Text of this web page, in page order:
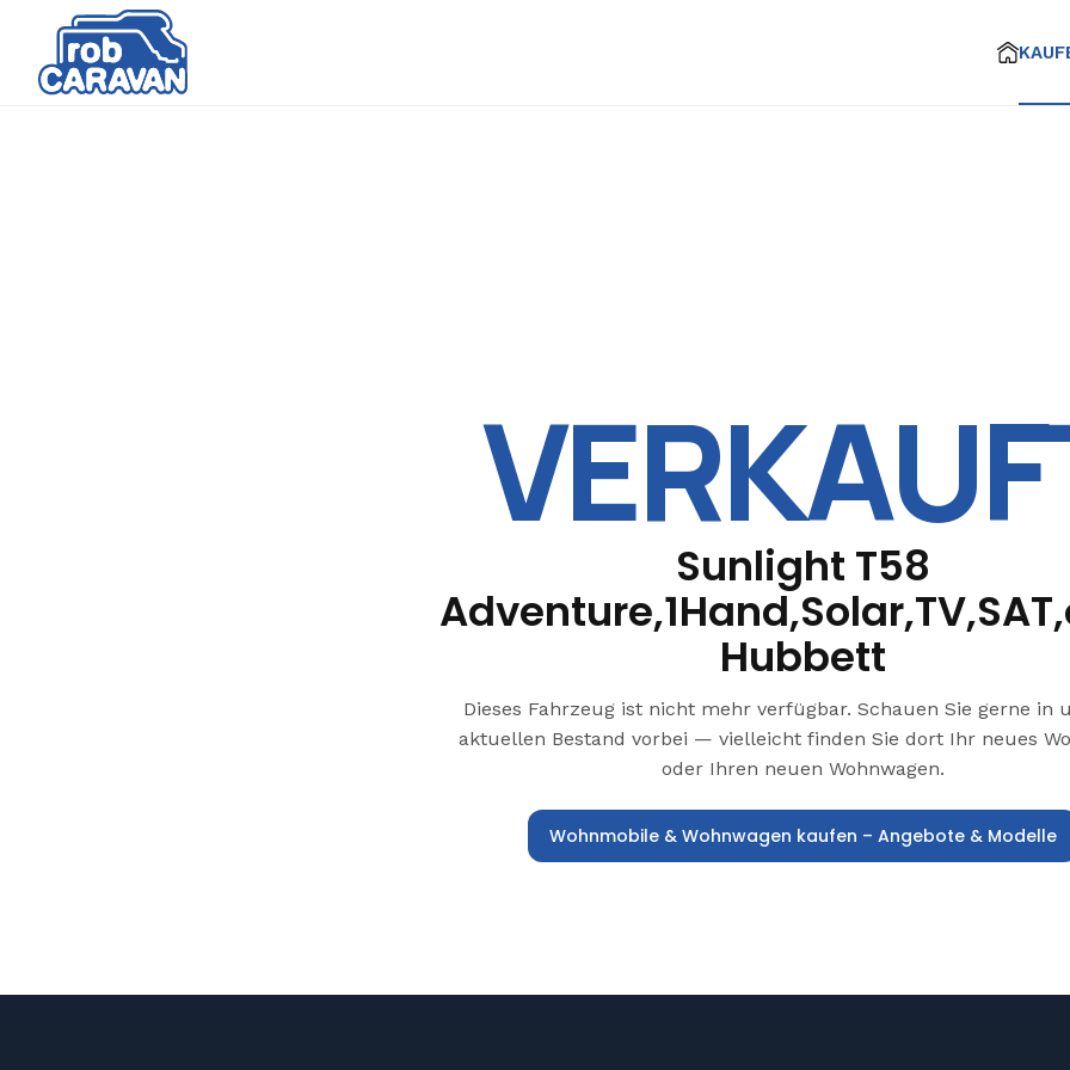
Sunlight T58
Hubbett
Dieses Fahrzeug ist nicht mehr verfügbar. Schauen Sie gerne in
aktuellen Bestand vorbei — vielleicht finden Sie dort Ihr neues
oder Ihren neuen Wohnwagen.
Wohnmobile & Wohnwagen kaufen – Angebote & Modelle